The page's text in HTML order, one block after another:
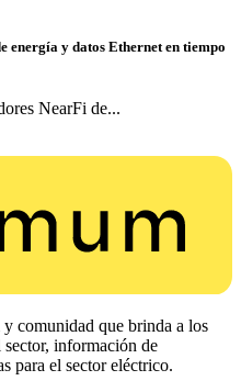
energía y datos Ethernet en tiempo
NearFi de...
comunidad que brinda a los
información de
para el sector eléctrico.